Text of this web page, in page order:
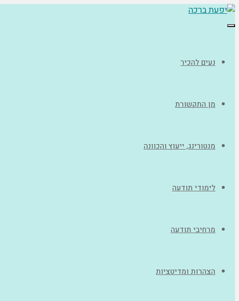
תפריט
נעים להכיר
מן התקשורת
מנטורינג, ייעוץ והכוונה
לימודי תודעה
מרחיבי תודעה
הצהרות ומדיטציות